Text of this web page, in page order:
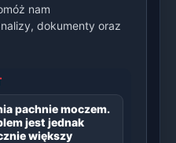
nam
dokumenty oraz
pachnie moczem.
jest jednak
większy